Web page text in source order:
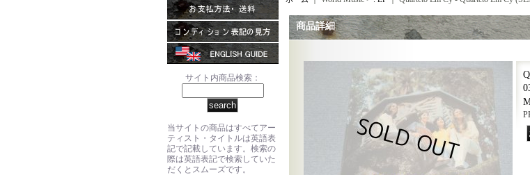
サイト内商品検索：
当サイトの商品はすべてアー
ティスト・タイトルは英語表
記で記載しています。検索の
際は英語表記で検索していた
だくとスムーズです。
商品詳細